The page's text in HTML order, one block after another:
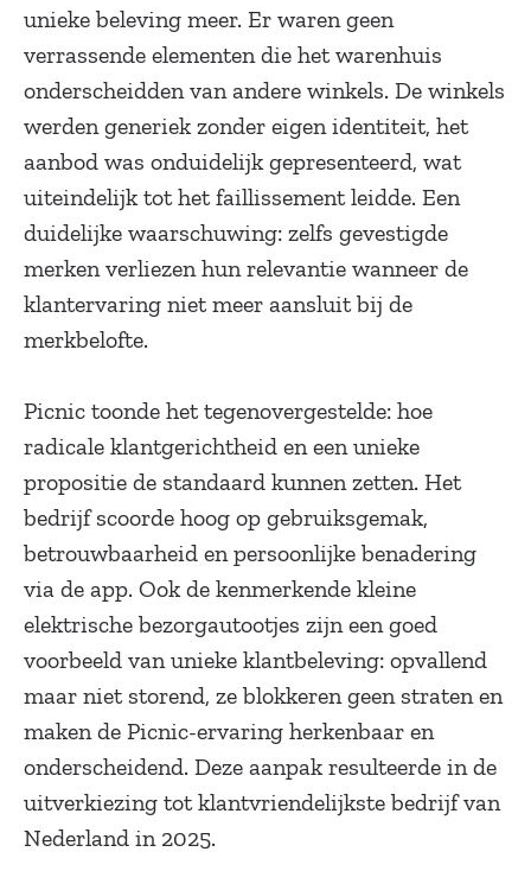
unieke beleving meer. Er waren geen
verrassende elementen die het warenhuis
onderscheidden van andere winkels. De winkels
werden generiek zonder eigen identiteit, het
aanbod was onduidelijk gepresenteerd, wat
uiteindelijk tot het faillissement leidde. Een
duidelijke waarschuwing: zelfs gevestigde
merken verliezen hun relevantie wanneer de
klantervaring niet meer aansluit bij de
merkbelofte.
Picnic toonde het tegenovergestelde: hoe
radicale klantgerichtheid en een unieke
propositie de standaard kunnen zetten. Het
bedrijf scoorde hoog op gebruiksgemak,
betrouwbaarheid en persoonlijke benadering
via de app. Ook de kenmerkende kleine
elektrische bezorgautootjes zijn een goed
voorbeeld van unieke klantbeleving: opvallend
maar niet storend, ze blokkeren geen straten en
maken de Picnic-ervaring herkenbaar en
onderscheidend. Deze aanpak resulteerde in de
uitverkiezing tot klantvriendelijkste bedrijf van
Nederland in 2025.